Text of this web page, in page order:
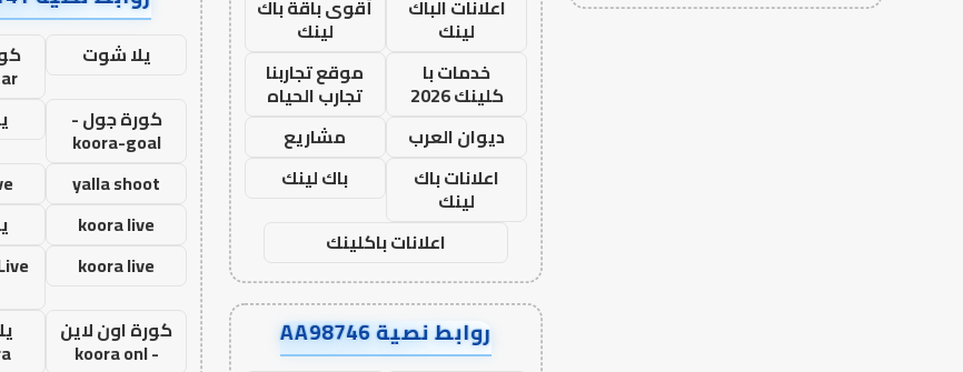
اعلانات الباك
لينك
أقوى باقة باك
لينك
خدمات با
كلينك 2026
موقع تجاربنا
تجارب الحياه
ديوان العرب
مشاريع
اعلانات باك
لينك
باك لينك
اعلانات باكلينك
روابط نصية AA98746
يلا شوت
كورة جول -
koora-goal
yalla shoot
koora live
koora live
كورة اون لاين
- koora onl